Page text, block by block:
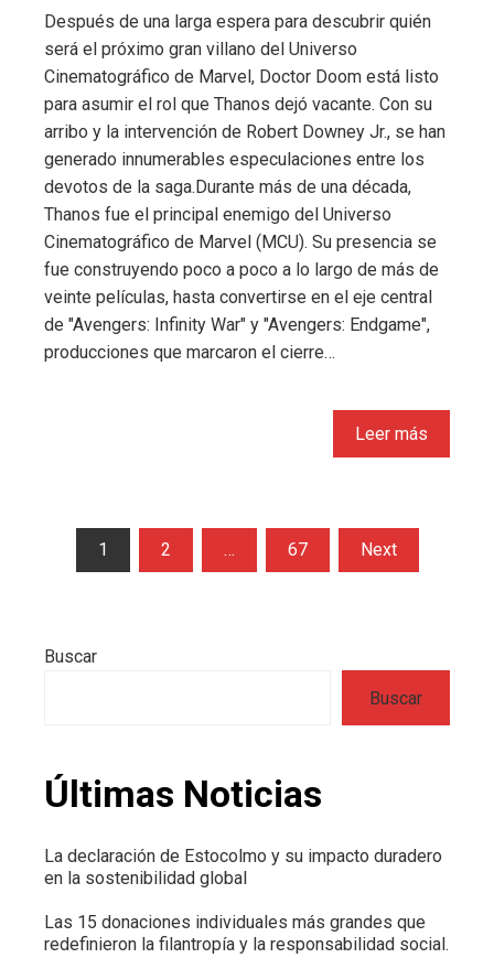
Después de una larga espera para descubrir quién
será el próximo gran villano del Universo
Cinematográfico de Marvel, Doctor Doom está listo
para asumir el rol que Thanos dejó vacante. Con su
arribo y la intervención de Robert Downey Jr., se han
generado innumerables especulaciones entre los
devotos de la saga.Durante más de una década,
Thanos fue el principal enemigo del Universo
Cinematográfico de Marvel (MCU). Su presencia se
fue construyendo poco a poco a lo largo de más de
veinte películas, hasta convertirse en el eje central
de "Avengers: Infinity War" y "Avengers: Endgame",
producciones que marcaron el cierre…
Leer más
Paginación
entradas
1 2 … 67 Next
Buscar
Buscar
Últimas Noticias
La declaración de Estocolmo y su impacto duradero
en la sostenibilidad global
Las 15 donaciones individuales más grandes que
redefinieron la filantropía y la responsabilidad social.